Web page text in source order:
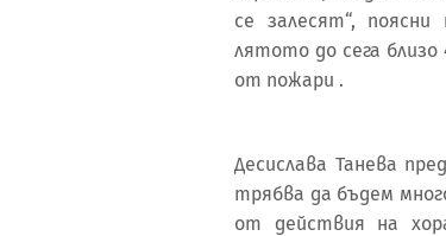
се залесят“,
лятото до сега близо
от пожари .
Десислава Танева
трябва да бъдем
от действия на